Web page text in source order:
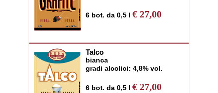
6 bot. da 0,5 l € 27,00
Talco
bianca
gradi alcolici: 4,8% vol.
6 bot. da 0,5 l € 27,00